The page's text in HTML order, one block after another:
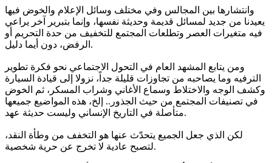
وانتشارها بين المجالس وفي مختلف وسائل الإعلام والخوض فيها
يعيدنا من جديد لمسائل قديمة وحديثة نفسها، وإنما بتبرير آخر يراعي
فيه متغيرات العصر وتطلعات المجتمع للتخفيف من حدة التحريم أو
الرفض، دون أيما دليل.
ومن يتابع المشهد العام في التحول الاجتماعي نحو فكرة تطوير
الترفيه وما يصاحبه من تجاوزات قليلة جداً، نزولا إلى قيادة السيارة
وكشف الوجه والاختلاط وسماع الأغاني وشراب المسكر، ثم الخوض
في تصنيفات المجتمع من حيث الجذور.. إلخ، هذه المواضيع جميعها
متأصلة في التاريخ الإنساني وليست حديثة عهد.
لكن الذي جعل الجميع يتحدّث عنها هو التخفف من وطأة النقد،
لتصبح عادية لا تخرج عن حرية شخصية.